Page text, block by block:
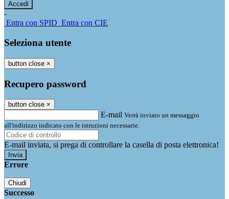
-
Entra con SPID Entra con CIE
Seleziona utente
button close ×
Recupero password
button close ×
E-mail Verrà inviato un messaggio
all'indirizzo indicato con le istruzioni necessarie.
E-mail inviata, si prega di controllare la casella di posta elettronica!
Errore
Chiudi
Successo